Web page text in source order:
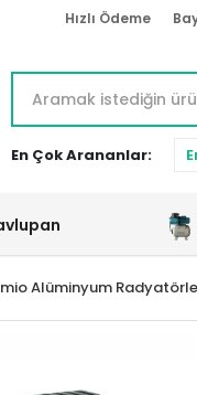
Hızlı Ödeme
En Çok Arananlar:
Alüminyum